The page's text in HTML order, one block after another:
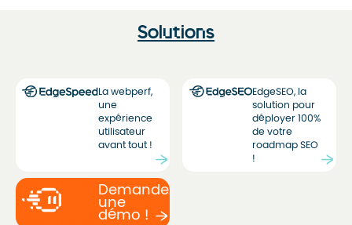
Solutions
La webperf,
une
expérience
utilisateur
avant tout !
EdgeSEO, la
solution pour
déployer 100%
de votre
roadmap SEO
!
Demandez
une
démo !